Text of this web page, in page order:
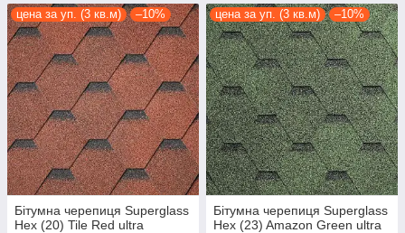
цена за уп. (3 кв.м) –10%
Бітумна черепиця Superglass
Hex (20) Tile Red ultra
цена за уп. (3 кв.м) –10%
Бітумна черепиця Superglass
Hex (23) Amazon Green ultra